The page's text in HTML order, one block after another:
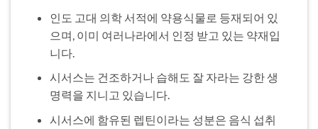
인도 고대 의학 서적에 약용식물로 등재되어 있
으며, 이미 여러나라에서 인정 받고 있는 약재입
니다.
시서스는 건조하거나 습해도 잘 자라는 강한 생
명력을 지니고 있습니다.
시서스에 함유된 렙틴이라는 성분은 음식 섭취